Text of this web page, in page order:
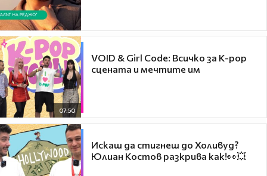
07:50
VOID & Girl Code: Всичко за K-pop
сцената и мечтите им
Искаш да стигнеш до Холивуд?
Юлиан Костов разкрива как!👀💥